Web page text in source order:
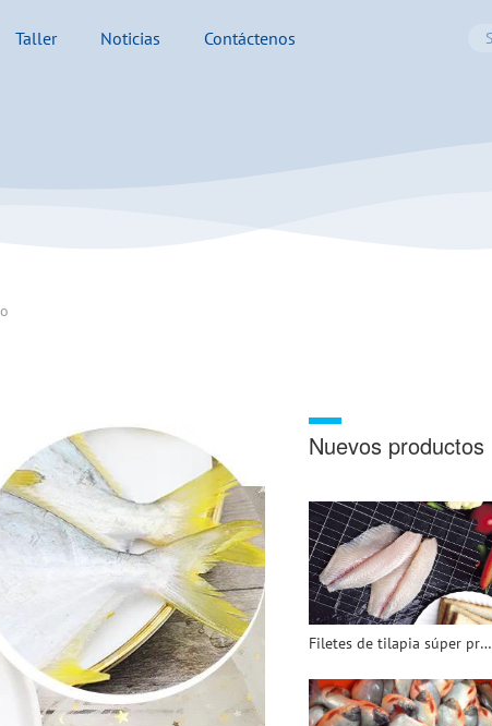
Taller Noticias Contáctenos
Nuevos productos
Filetes de tilapia súper profundos